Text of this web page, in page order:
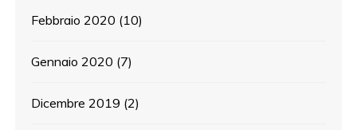
Febbraio 2020 (10)
Gennaio 2020 (7)
Dicembre 2019 (2)